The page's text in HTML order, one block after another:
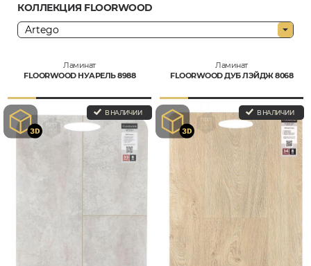
КОЛЛЕКЦИЯ FLOORWOOD
Ламинат
FLOORWOOD НУАРЕЛЬ 8988
В НАЛИЧИИ
Ламинат
FLOORWOOD ДУБ ЛЭЙДЖ 8068
В НАЛИЧИИ